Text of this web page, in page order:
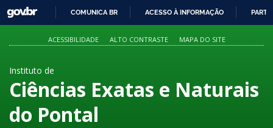
PARA
O
GOVBR
COMUNICA BR ACESSO À INFORMAÇÃO
ACESSIBILIDADE ALTO CONTRASTE MAPA DO SITE
Instituto de
Ciências Exatas e Naturais
do Pontal